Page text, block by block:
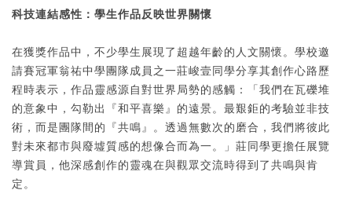
科技連結感性：學生作品反映世界關懷
在獲獎作品中，不少學生展現了超越年齡的人文關懷。學校邀
請賽冠軍翁祐中學團隊成員之一莊峻壹同學分享其創作心路歷
程時表示，作品靈感源自對世界局勢的感觸：「我們在瓦礫堆
的意象中，勾勒出『和平喜樂』的遠景。最艱鉅的考驗並非技
術，而是團隊間的『共鳴』。透過無數次的磨合，我們將彼此
對未來都市與廢墟質感的想像合而為一。」莊同學更擔任展覽
導賞員，他深感創作的靈魂在與觀眾交流時得到了共鳴與肯
定。